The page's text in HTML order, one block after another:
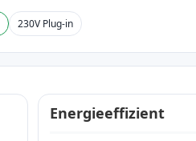
230V Plug-in
Energieeffizient